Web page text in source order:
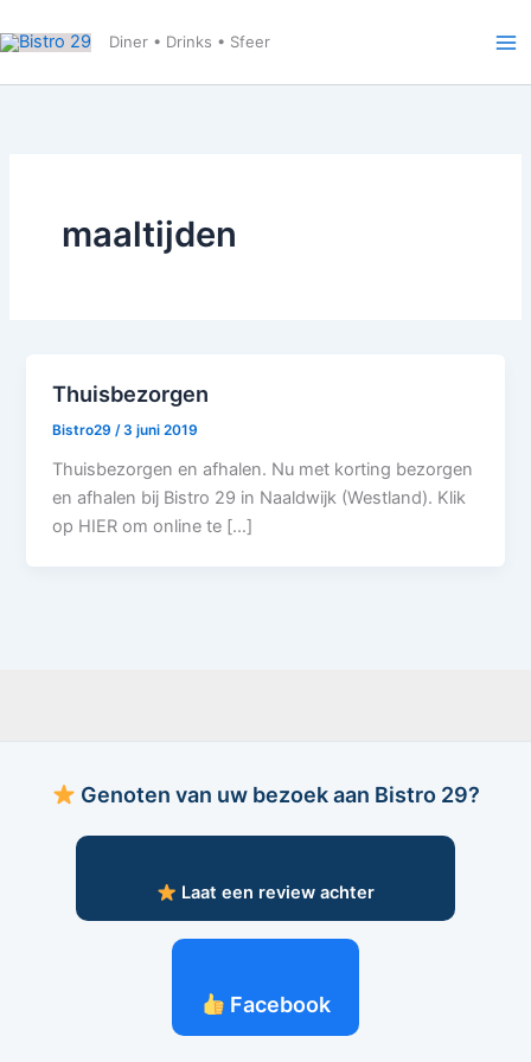
naar
Diner • Drinks • Sfeer
maaltijden
Thuisbezorgen
Bistro29/3 juni 2019
Thuisbezorgen en afhalen. Nu met korting bezorgen
en afhalen bij Bistro 29 in Naaldwijk (Westland). Klik
op HIER om online te […]
Genoten van uw bezoek aan Bistro 29?
Laat een review achter
Facebook